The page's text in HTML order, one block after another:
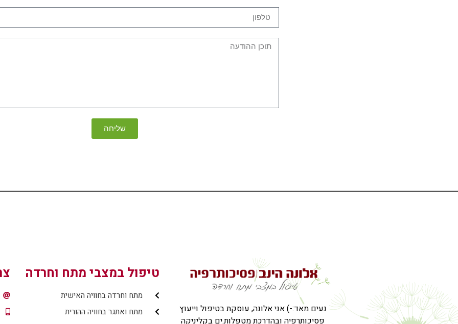
שליחה
נעים מאד:-) אני אלונה, עוסקת בטיפול וייעוץ
פסיכותרפיה ובהדרכת מטפלות.ים בקליניקה
טיפול במצבי מתח וחרדה
מתח וחרדה בחוויה האישית
מתח ואתגר בחוויה ההורית